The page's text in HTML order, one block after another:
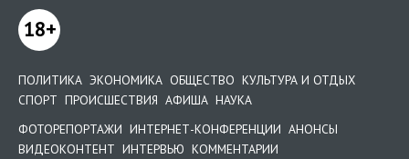
18+
ПОЛИТИКА ЭКОНОМИКА ОБЩЕСТВО КУЛЬТУРА И ОТДЫХ
СПОРТ ПРОИСШЕСТВИЯ АФИША НАУКА
ФОТОРЕПОРТАЖИ ИНТЕРНЕТ-КОНФЕРЕНЦИИ АНОНСЫ
ВИДЕОКОНТЕНТ ИНТЕРВЬЮ КОММЕНТАРИИ